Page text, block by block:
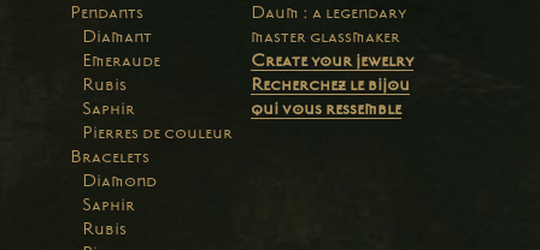
Pendants
Diamant
Emeraude
Rubis
Saphir
Pierres de couleur
Bracelets
Diamond
Saphir
Rubis
Daum : a legendary
master glassmaker
Create your jewelry
Recherchez le bijou
qui vous ressemble